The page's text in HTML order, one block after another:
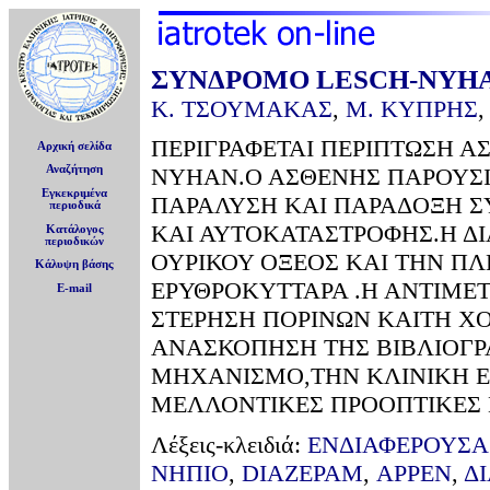
Αρχική σελίδα
Αναζήτηση
Εγκεκριμένα
περιοδικά
Κατάλογος
περιοδικών
Κάλυψη βάσης
E-mail
ΣΥΝΔΡΟΜΟ LESCH-
Κ. ΤΣΟΥΜΑΚΑΣ, Μ. ΚΥΠΡΗΣ,
ΠΕΡΙΓΡΑΦΕΤΑΙ ΠΕΡΙΠΤΩΣΗ
NYHAN.Ο ΑΣΘΕΝΗΣ
ΠΑΡΑΛΥΣΗ ΚΑΙ ΠΑΡΑΔΟΞΗ
ΚΑΙ ΑΥΤΟΚΑΤΑΣΤΡΟΦΗΣ.Η
ΟΥΡΙΚΟΥ ΟΞΕΟΣ ΚΑΙ ΤΗΝ
ΕΡΥΘΡΟΚΥΤΤΑΡΑ .Η
ΣΤΕΡΗΣΗ ΠΟΡΙΝΩΝ ΚΑΙΤΗ
ΑΝΑΣΚΟΠΗΣΗ ΤΗΣ
ΜΗΧΑΝΙΣΜΟ,ΤΗΝ ΚΛΙΝΙΚΗ
ΜΕΛΛΟΝΤΙΚΕΣ
Λέξεις-κλειδιά:
ΝΗΠΙΟ, DIAZEPAM, ΑΡΡΕΝ,